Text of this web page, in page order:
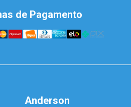
de Pagamento
Anderson